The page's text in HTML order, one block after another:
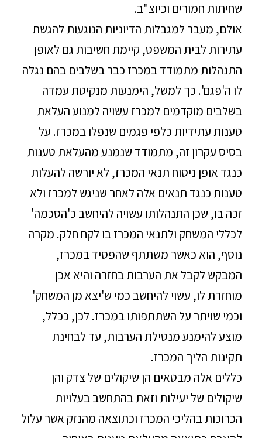
שחיתות חמורים וכיוצ"ב.
אולם, מעבר למגבלות הדיוניות הנוגעות להגשת
עתירות לבית המשפט, קיימת חשיבות גם לאופן
התנהלות מתמודד במכרז כבר בשלבים בהם נגלה
לו ה'פגם'. כך למשל, הימנעות מנקיטת עמדה
בשלבים מוקדמים למכרז עשויה למנוע העלאת
טענות עתידיות כלפי פגמים שנפלו במכרז. על
בסיס עקרון זה, מתמודד שנמנע מהעלאת טענות
כנגד אופן ניסוח תנאי המכרז, לא יורשה להעלות
טענות כנגד תנאים אלה לאחר שניגש למכרז ולא
זכה בו, שכן התנהלותו עשויה להיחשב כ'הסכמה'
לכללי המשחק ולתנאי המכרז בו לקח חלק. מקרה
נוסף, הוא כאשר משתתף שהפסיד במכרז,
המבקש לקבל את הערבות בחזרה והיא אכן
מוחזרת לו, עשוי להיחשב כמי ש'יצא מן המשחק'
וכמי שויתר על השתתפותו במכרז. לכן, ככלל,
מוצע להימנע מנטילת הערבות, עד לבחינת
תקינות הליך המכרז.
כללים אלה מבטאים הן שיקולים של צדק והן
שיקולים של יעילות וזאת בהתחשב בעלויות
הכרוכות בהליכי המכרז וכתוצאה מהנזק אשר עלול